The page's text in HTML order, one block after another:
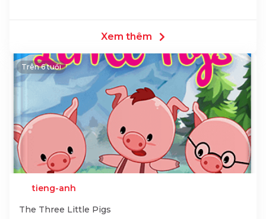
Xem thêm
Trên 6 tuổi
tieng-anh
The Three Little Pigs